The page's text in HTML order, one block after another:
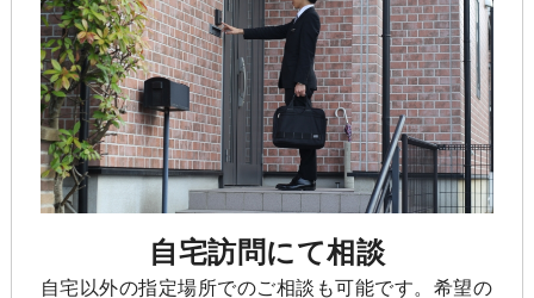
自宅訪問にて相談
自宅以外の指定場所でのご相談も可能です。希望の